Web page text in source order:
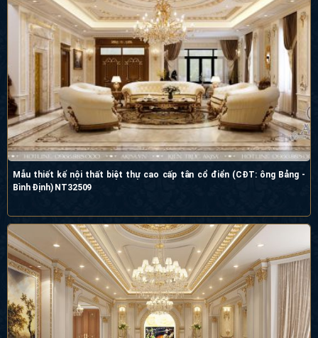
Mẫu thiết kế nội thất biệt thự cao cấp tân cổ điển (CĐT: ông Bảng -
Bình Định) NT32509